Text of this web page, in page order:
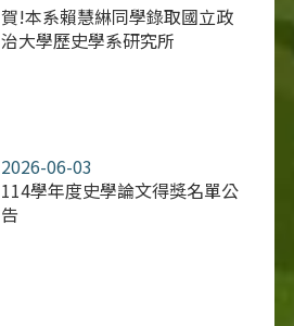
賀!本系賴慧綝同學錄取國立政
治大學歷史學系研究所
2026-06-03
114學年度史學論文得獎名單公
告